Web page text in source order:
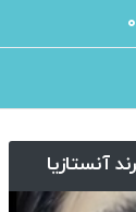
آنستازیا